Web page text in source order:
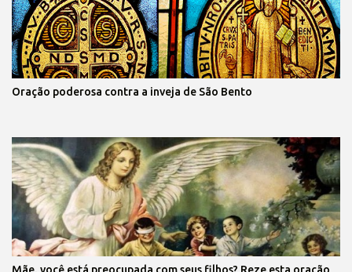
Oração poderosa contra a inveja de São Bento